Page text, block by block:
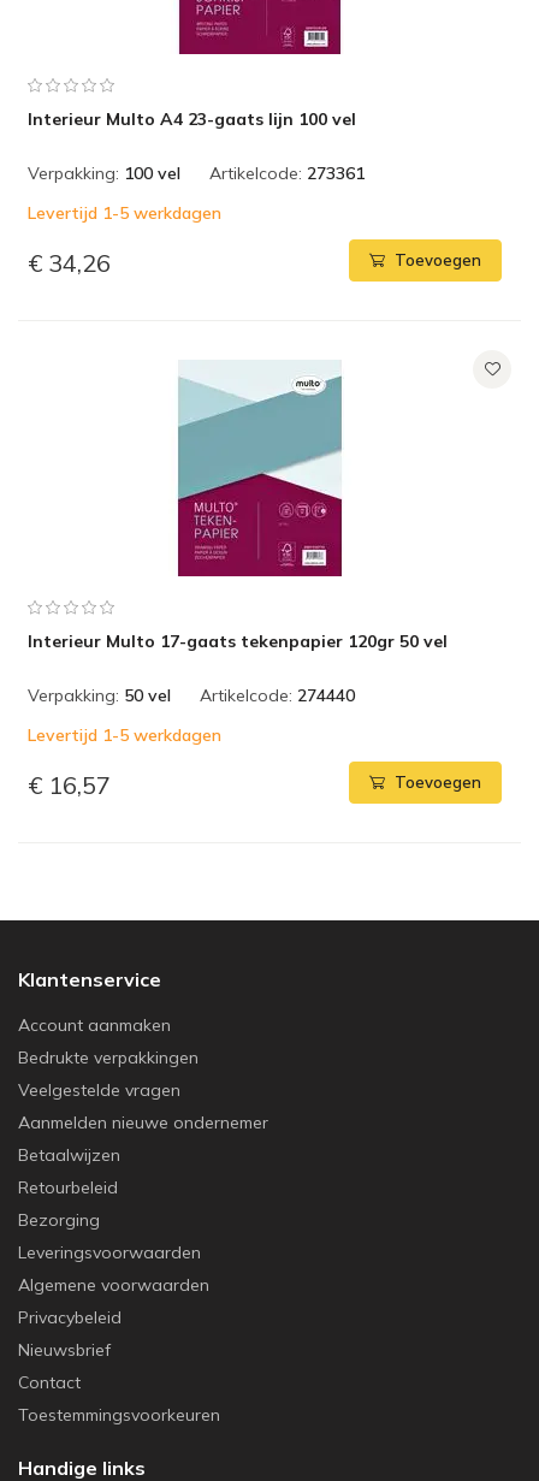
Interieur Multo A4 23-gaats lijn 100 vel
Verpakking: 100 vel Artikelcode: 273361
Levertijd 1-5 werkdagen
€ 34,26 Toevoegen
Interieur Multo 17-gaats tekenpapier 120gr 50 vel
Verpakking: 50 vel Artikelcode: 274440
Levertijd 1-5 werkdagen
€ 16,57 Toevoegen
Klantenservice
Account aanmaken
Bedrukte verpakkingen
Veelgestelde vragen
Aanmelden nieuwe ondernemer
Betaalwijzen
Retourbeleid
Bezorging
Leveringsvoorwaarden
Algemene voorwaarden
Privacybeleid
Nieuwsbrief
Contact
Toestemmingsvoorkeuren
Handige links